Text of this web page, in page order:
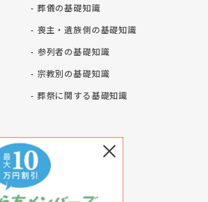
- 葬儀の基礎知識
- 喪主・遺族側の基礎知識
- 参列者の基礎知識
- 宗教別の基礎知識
- 葬祭に関する基礎知識